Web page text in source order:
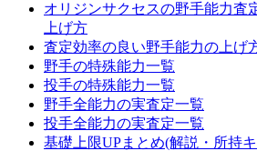
オリジンサクセスの野手能力査
上げ方
査定効率の良い野手能力の上げ
野手の特殊能力一覧
投手の特殊能力一覧
野手全能力の実査定一覧
投手全能力の実査定一覧
基礎上限UPまとめ(解説・所持